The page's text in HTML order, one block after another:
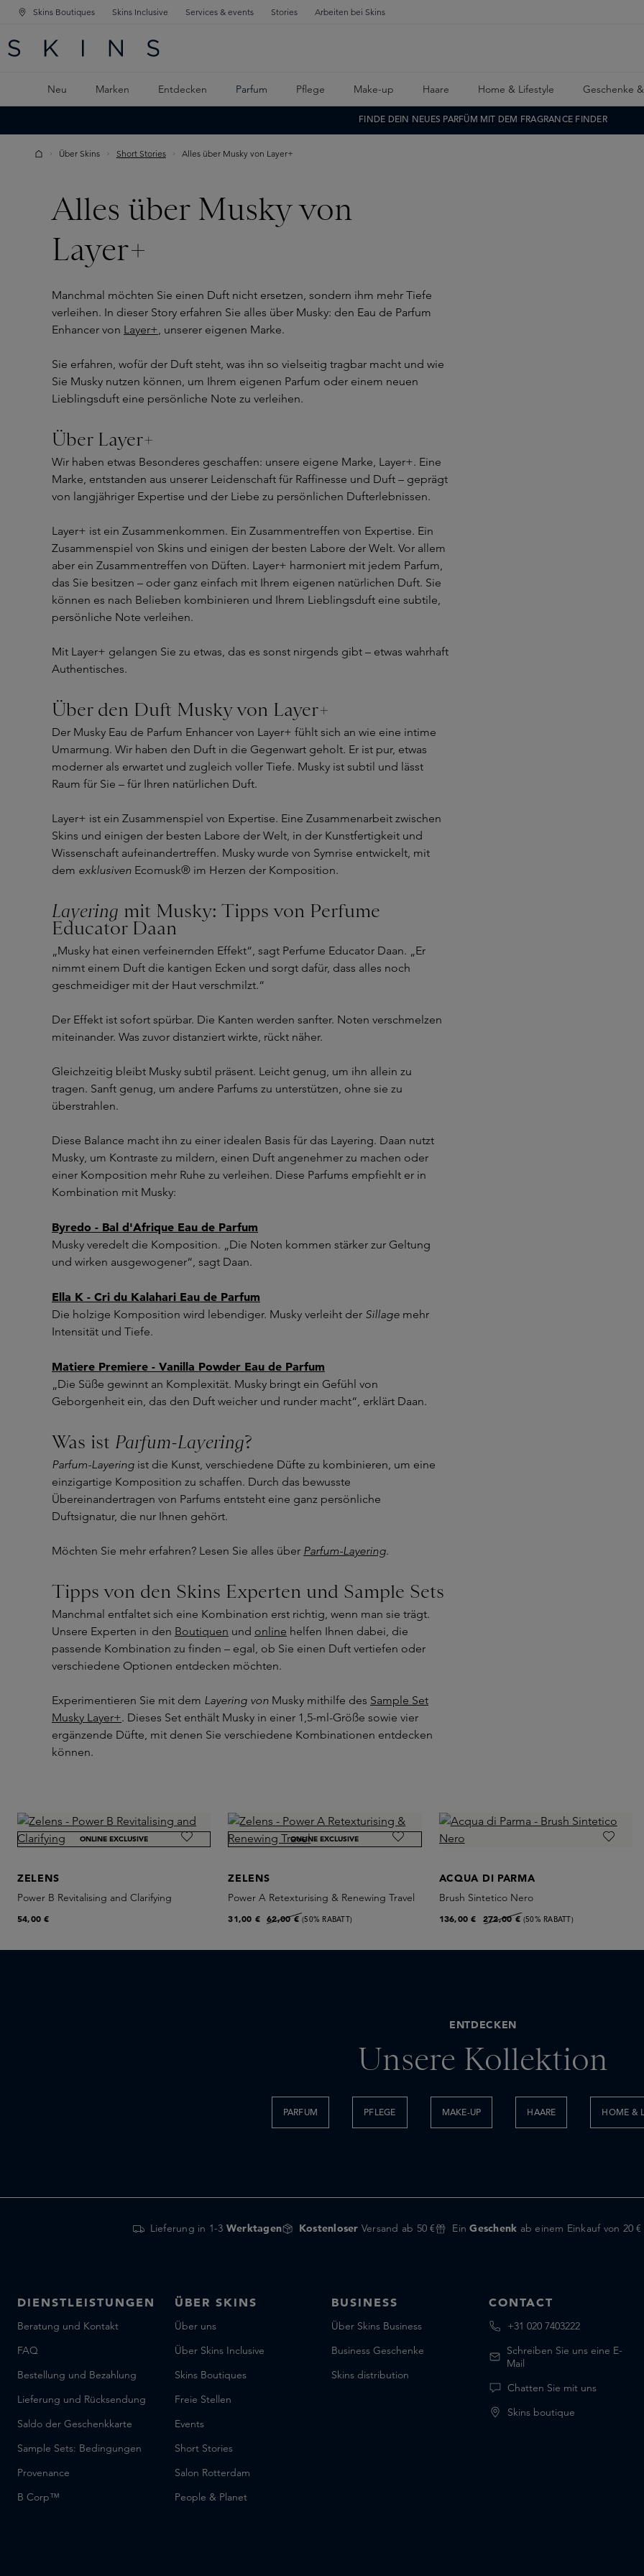
SPRINGEN
SPRINGEN
Skins Boutiques Skins Inclusive Services & events Stories Arbeiten bei Skins
Neu Marken Entdecken Parfum Pflege Make-up Haare Home & Lifestyle Geschenke
FINDE DEIN NEUES PARFÜM MIT DEM FRAGRANCE FINDER
Über Skins Short Stories Alles über Musky von Layer+
Alles über Musky von
Layer+
Manchmal möchten Sie einen Duft nicht ersetzen, sondern ihm mehr Tiefe
verleihen. In dieser Story erfahren Sie alles über Musky: den Eau de Parfum
Enhancer von Layer+, unserer eigenen Marke.
Sie erfahren, wofür der Duft steht, was ihn so vielseitig tragbar macht und wie
Sie Musky nutzen können, um Ihrem eigenen Parfum oder einem neuen
Lieblingsduft eine persönliche Note zu verleihen.
Über Layer+
Wir haben etwas Besonderes geschaffen: unsere eigene Marke, Layer+. Eine
Marke, entstanden aus unserer Leidenschaft für Raffinesse und Duft – geprägt
von langjähriger Expertise und der Liebe zu persönlichen Dufterlebnissen.
Layer+ ist ein Zusammenkommen. Ein Zusammentreffen von Expertise. Ein
Zusammenspiel von Skins und einigen der besten Labore der Welt. Vor allem
aber ein Zusammentreffen von Düften. Layer+ harmoniert mit jedem Parfum,
das Sie besitzen – oder ganz einfach mit Ihrem eigenen natürlichen Duft. Sie
können es nach Belieben kombinieren und Ihrem Lieblingsduft eine subtile,
persönliche Note verleihen.
Mit Layer+ gelangen Sie zu etwas, das es sonst nirgends gibt – etwas wahrhaft
Authentisches.
Über den Duft Musky von Layer+
Der Musky Eau de Parfum Enhancer von Layer+ fühlt sich an wie eine intime
Umarmung. Wir haben den Duft in die Gegenwart geholt. Er ist pur, etwas
moderner als erwartet und zugleich voller Tiefe. Musky ist subtil und lässt
Raum für Sie – für Ihren natürlichen Duft.
Layer+ ist ein Zusammenspiel von Expertise. Eine Zusammenarbeit zwischen
Skins und einigen der besten Labore der Welt, in der Kunstfertigkeit und
Wissenschaft aufeinandertreffen. Musky wurde von Symrise entwickelt, mit
dem exklusiven Ecomusk® im Herzen der Komposition.
Layering mit Musky: Tipps von Perfume
Educator Daan
„Musky hat einen verfeinernden Effekt“, sagt Perfume Educator Daan. „Er
nimmt einem Duft die kantigen Ecken und sorgt dafür, dass alles noch
geschmeidiger mit der Haut verschmilzt.“
Der Effekt ist sofort spürbar. Die Kanten werden sanfter. Noten verschmelzen
miteinander. Was zuvor distanziert wirkte, rückt näher.
Gleichzeitig bleibt Musky subtil präsent. Leicht genug, um ihn allein zu
tragen. Sanft genug, um andere Parfums zu unterstützen, ohne sie zu
überstrahlen.
Diese Balance macht ihn zu einer idealen Basis für das Layering. Daan nutzt
Musky, um Kontraste zu mildern, einen Duft angenehmer zu machen oder
einer Komposition mehr Ruhe zu verleihen. Diese Parfums empfiehlt er in
Kombination mit Musky:
Byredo - Bal d'Afrique Eau de Parfum
Musky veredelt die Komposition. „Die Noten kommen stärker zur Geltung
und wirken ausgewogener“, sagt Daan.
Ella K - Cri du Kalahari Eau de Parfum
Die holzige Komposition wird lebendiger. Musky verleiht der Sillage mehr
Intensität und Tiefe.
Matiere Premiere - Vanilla Powder Eau de Parfum
„Die Süße gewinnt an Komplexität. Musky bringt ein Gefühl von
Geborgenheit ein, das den Duft weicher und runder macht“, erklärt Daan.
Was ist Parfum-Layering?
Parfum-Layering ist die Kunst, verschiedene Düfte zu kombinieren, um eine
einzigartige Komposition zu schaffen. Durch das bewusste
Übereinandertragen von Parfums entsteht eine ganz persönliche
Duftsignatur, die nur Ihnen gehört.
Möchten Sie mehr erfahren? Lesen Sie alles über Parfum-Layering.
Tipps von den Skins Experten und Sample Sets
Manchmal entfaltet sich eine Kombination erst richtig, wenn man sie trägt.
Unsere Experten in den Boutiquen und online helfen Ihnen dabei, die
passende Kombination zu finden – egal, ob Sie einen Duft vertiefen oder
verschiedene Optionen entdecken möchten.
Experimentieren Sie mit dem Layering von Musky mithilfe des Sample Set
Musky Layer+. Dieses Set enthält Musky in einer 1,5-ml-Größe sowie vier
ergänzende Düfte, mit denen Sie verschiedene Kombinationen entdecken
können.
ONLINE EXCLUSIVE
ZELENS
Power B Revitalising and Clarifying
54,00 €
ONLINE EXCLUSIVE
ZELENS
Power A Retexturising & Renewing Travel
31,00 € 62,00 €(50% RABATT)
ACQUA DI PARMA
Brush Sintetico Nero
136,00 € 272,00 € (50% RABATT)
ENTDECKEN
Unsere Kollektion
PARFUM PFLEGE MAKE-UP HAARE HOME &
Lieferung in 1-3 Werktagen Kostenloser Versand ab 50 € EinGeschenk ab einem Einkauf von 20 €
DIENSTLEISTUNGEN
Beratung und Kontakt
FAQ
Bestellung und Bezahlung
Lieferung und Rücksendung
Saldo der Geschenkkarte
Sample Sets: Bedingungen
Provenance
B Corp™
ÜBER SKINS
Über uns
Über Skins Inclusive
Skins Boutiques
Freie Stellen
Events
Short Stories
Salon Rotterdam
People & Planet
BUSINESS
Über Skins Business
Business Geschenke
Skins distribution
CONTACT
+31 020 7403222
Schreiben Sie uns eine E-
Mail
Chatten Sie mit uns
Skins boutique